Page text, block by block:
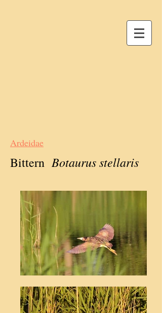
Ardeidae
Bittern Botaurus stellaris